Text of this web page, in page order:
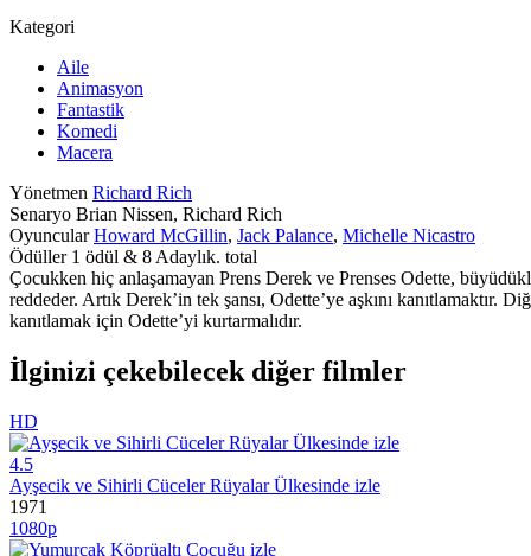
Kategori
Aile
Animasyon
Fantastik
Komedi
Macera
Yönetmen Richard Rich
Senaryo Brian Nissen, Richard Rich
Oyuncular Howard McGillin, Jack Palance, Michelle Nicastro
Ödüller1 ödül & 8 Adaylık. total
Çocukken hiç anlaşamayan Prens Derek ve Prenses Odette,
reddeder. Artık Derek’in tek şansı, Odette’ye aşkını kanıtlamaktır.
kanıtlamak için Odette’yi kurtarmalıdır.
İlginizi çekebilecek diğer filmler
HD
4.5
Ayşecik ve Sihirli Cüceler Rüyalar Ülkesinde izle
1971
1080p